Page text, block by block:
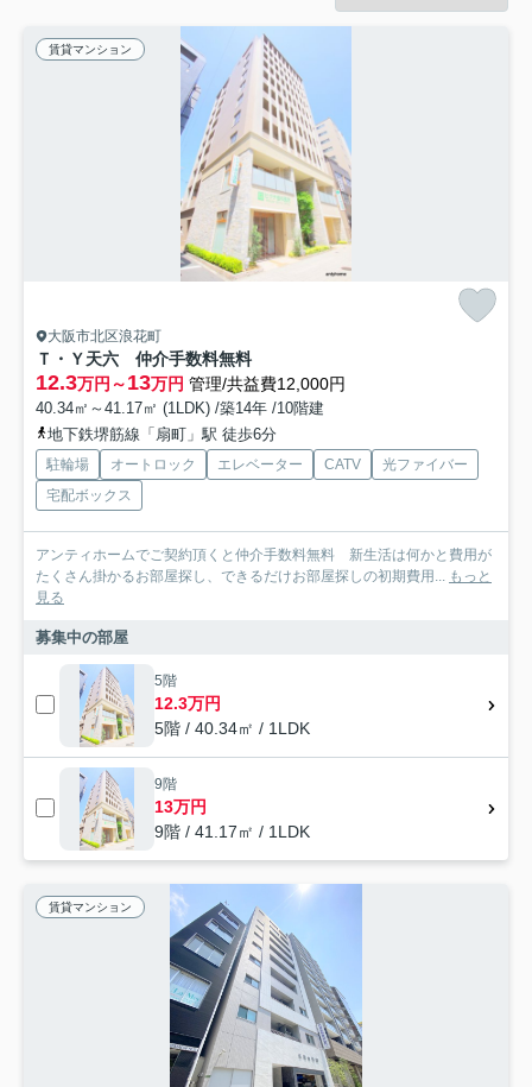
賃貸マンション
大阪市北区浪花町
Ｔ・Ｙ天六 仲介手数料無料
12.3万円～13万円 管理/共益費12,000円
40.34㎡～41.17㎡ (1LDK) /築14年 /10階建
地下鉄堺筋線「扇町」駅 徒歩6分
駐輪場 オートロック エレベーター CATV
光ファイバー
宅配ボックス
アンティホームでご契約頂くと仲介手数料無料 新生活は何かと費用が
たくさん掛かるお部屋探し、できるだけお部屋探しの初期費用...
もっと
見る
募集中の部屋
5階
12.3万円
5階 / 40.34㎡ / 1LDK
9階
13万円
9階 / 41.17㎡ / 1LDK
賃貸マンション